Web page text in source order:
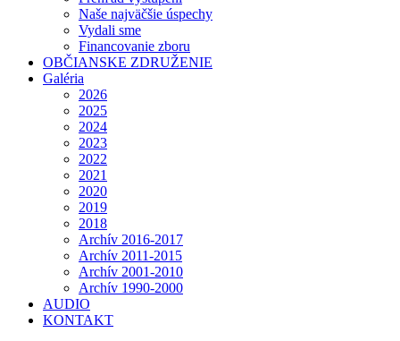
Naše najväčšie úspechy
Vydali sme
Financovanie zboru
OBČIANSKE ZDRUŽENIE
Galéria
2026
2025
2024
2023
2022
2021
2020
2019
2018
Archív 2016-2017
Archív 2011-2015
Archív 2001-2010
Archív 1990-2000
AUDIO
KONTAKT